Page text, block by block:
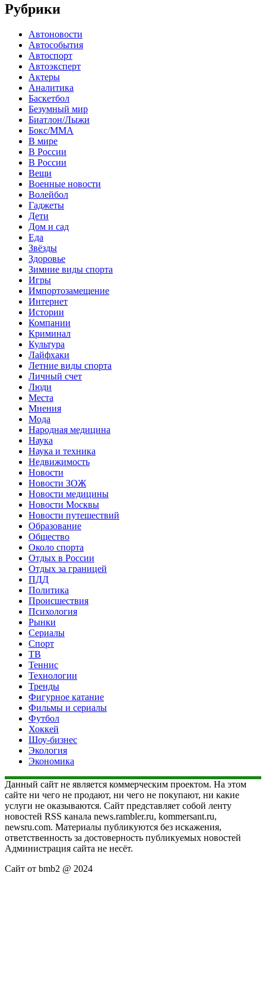
Рубрики
Автоновости
Автособытия
Автоспорт
Автоэксперт
Актеры
Аналитика
Баскетбол
Безумный мир
Биатлон/Лыжи
Бокс/MMA
В мире
В России
В России
Вещи
Военные новости
Волейбол
Гаджеты
Дети
Дом и сад
Еда
Звёзды
Здоровье
Зимние виды спорта
Игры
Импортозамещение
Интернет
Истории
Компании
Криминал
Культура
Лайфхаки
Летние виды спорта
Личный счет
Люди
Места
Мнения
Мода
Народная медицина
Наука
Наука и техника
Недвижимость
Новости
Новости ЗОЖ
Новости медицины
Новости Москвы
Новости путешествий
Образование
Общество
Около спорта
Отдых в России
Отдых за границей
ПДД
Политика
Происшествия
Психология
Рынки
Сериалы
Спорт
ТВ
Теннис
Технологии
Тренды
Фигурное катание
Фильмы и сериалы
Футбол
Хоккей
Шоу-бизнес
Экология
Экономика
Данный сайт не является коммерческим проектом. На этом
сайте ни чего не продают, ни чего не покупают, ни какие
услуги не оказываются. Сайт представляет собой ленту
новостей RSS канала news.rambler.ru, kommersant.ru,
newsru.com. Материалы публикуются без искажения,
ответственность за достоверность публикуемых новостей
Администрация сайта не несёт.
Сайт от bmb2 @ 2024